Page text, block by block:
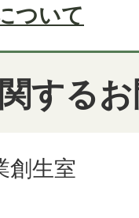
ついて
する
創生室